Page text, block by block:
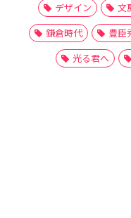
デザイン
文
鎌倉時代
豊臣
光る君へ